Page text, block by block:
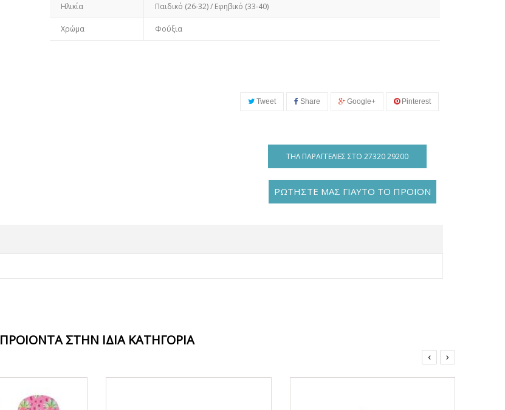
Ηλικία Παιδικό (26-32) / Εφηβικό (33-40)
Χρώμα Φούξια
Tweet Share Google+ Pinterest
ΤΗΛ ΠΑΡΑΓΓΕΛΊΕΣ ΣΤΟ 27320 29200
ΡΩΤΗΣΤΕ ΜΑΣ ΓΙΑΥΤΟ ΤΟ ΠΡΟΪΟΝ
ΠΡΟΙΟΝΤΑ ΣΤΗΝ ΙΔΙΑ ΚΑΤΗΓΟΡΙΑ
‹ ›